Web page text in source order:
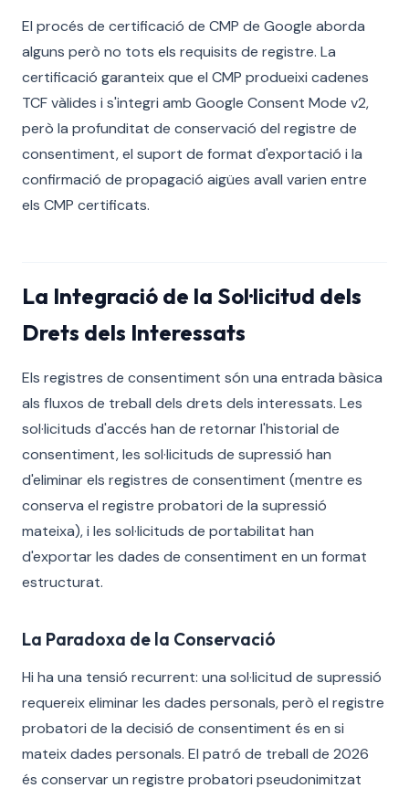
El procés de certificació de CMP de Google aborda
alguns però no tots els requisits de registre. La
certificació garanteix que el CMP produeixi cadenes
TCF vàlides i s'integri amb Google Consent Mode v2,
però la profunditat de conservació del registre de
consentiment, el suport de format d'exportació i la
confirmació de propagació aigües avall varien entre
els CMP certificats.
La Integració de la Sol·licitud dels
Drets dels Interessats
Els registres de consentiment són una entrada bàsica
als fluxos de treball dels drets dels interessats. Les
sol·licituds d'accés han de retornar l'historial de
consentiment, les sol·licituds de supressió han
d'eliminar els registres de consentiment (mentre es
conserva el registre probatori de la supressió
mateixa), i les sol·licituds de portabilitat han
d'exportar les dades de consentiment en un format
estructurat.
La Paradoxa de la Conservació
Hi ha una tensió recurrent: una sol·licitud de supressió
requereix eliminar les dades personals, però el registre
probatori de la decisió de consentiment és en si
mateix dades personals. El patró de treball de 2026
és conservar un registre probatori pseudonimitzat